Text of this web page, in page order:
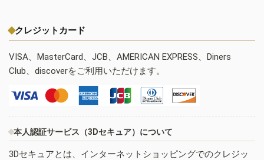
クレジットカード
VISA、MasterCard、JCB、AMERICAN EXPRESS、Diners
Club、discoverをご利用いただけます。
本人認証サービス（3Dセキュア）について
3Dセキュアとは、インターネットショッピングでのクレジッ